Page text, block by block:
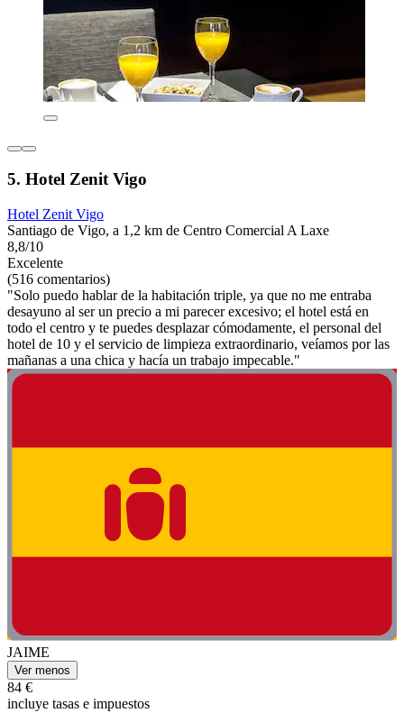
5. Hotel Zenit Vigo
Hotel Zenit Vigo
Santiago de Vigo, a 1,2 km de Centro Comercial A Laxe
8,8/10
Excelente
(516 comentarios)
"Solo puedo hablar de la habitación triple, ya que no me entraba
desayuno al ser un precio a mi parecer excesivo; el hotel está en
todo el centro y te puedes desplazar cómodamente, el personal del
hotel de 10 y el servicio de limpieza extraordinario, veíamos por las
mañanas a una chica y hacía un trabajo impecable."
JAIME
Ver menos
84 €
incluye tasas e impuestos